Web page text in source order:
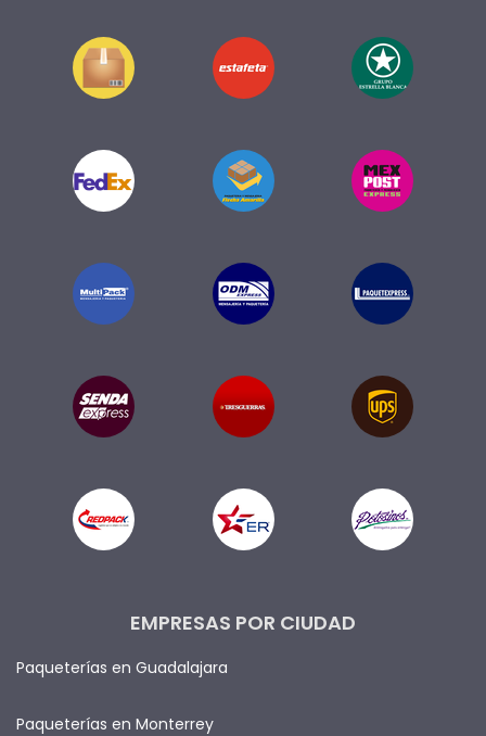
EMPRESAS POR CIUDAD
Paqueterías en Guadalajara
Paqueterías en Monterrey